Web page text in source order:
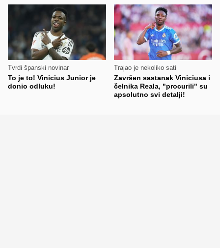
Tvrdi španski novinar
To je to! Vinicius Junior je
donio odluku!
Trajao je nekoliko sati
Završen sastanak Viniciusa i
čelnika Reala, "procurili" su
apsolutno svi detalji!